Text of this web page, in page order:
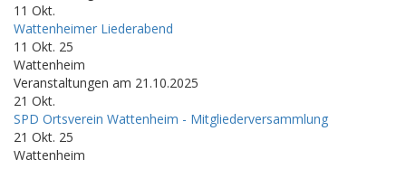
11 Okt.
Wattenheimer Liederabend
11 Okt. 25
Wattenheim
Veranstaltungen am 21.10.2025
21 Okt.
SPD Ortsverein Wattenheim - Mitgliederversammlung
21 Okt. 25
Wattenheim